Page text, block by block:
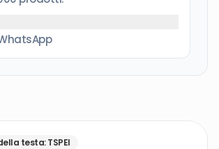
testa:TSPEI